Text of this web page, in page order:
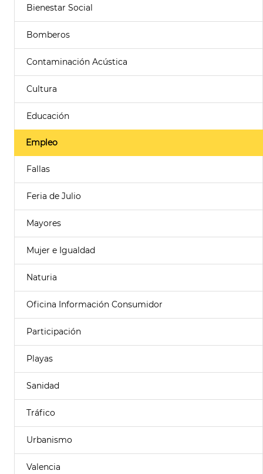
Bienestar Social
Bomberos
Contaminación Acústica
Cultura
Educación
Empleo
Fallas
Feria de Julio
Mayores
Mujer e Igualdad
Naturia
Oficina Información Consumidor
Participación
Playas
Sanidad
Tráfico
Urbanismo
Valencia